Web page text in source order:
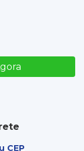
CEP